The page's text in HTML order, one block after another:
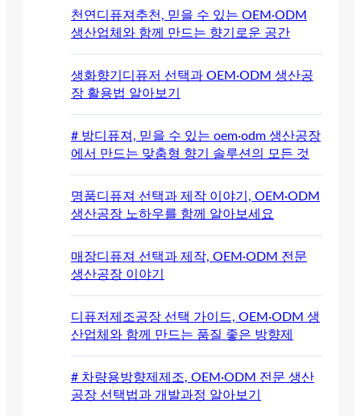
천연디퓨져추천, 믿을 수 있는 OEM·ODM
생산업체와 함께 만드는 향기로운 공간
생화향기디퓨저 선택과 OEM·ODM 생산공
장 활용법 알아보기
# 방디퓨져, 믿을 수 있는 oem·odm 생산공장
에서 만드는 맞춤형 향기 솔루션의 모든 것
명품디퓨져 선택과 제작 이야기, OEM·ODM
생산공장 노하우를 함께 알아보세요
매장디퓨져 선택과 제작, OEM·ODM 전문
생산공장 이야기
디퓨저제조공장 선택 가이드, OEM·ODM 생
산업체와 함께 만드는 품질 좋은 방향제
# 차량용방향제제조, OEM·ODM 전문 생산
공장 선택법과 개발과정 알아보기